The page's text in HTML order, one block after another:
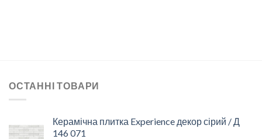
ОСТАННІ ТОВАРИ
Керамічна плитка Experience декор сірий / Д
146 071